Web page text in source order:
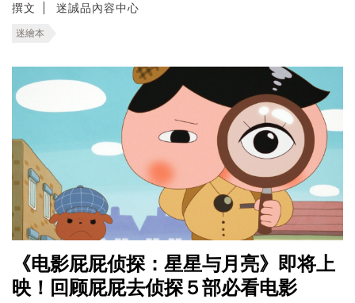
撰文 迷誠品內容中心
迷繪本
《电影屁屁侦探：星星与月亮》即将上
映！回顾屁屁去侦探５部必看电影